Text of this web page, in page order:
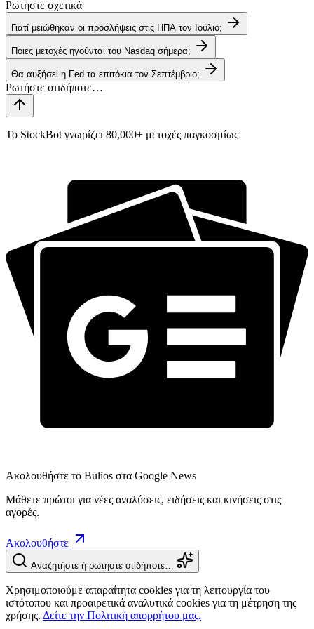
Ρωτήστε σχετικά
Γιατί μειώθηκαν οι προσλήψεις στις ΗΠΑ τον Ιούλιο;
Ποιες μετοχές ηγούνται του Nasdaq σήμερα;
Θα αυξήσει η Fed τα επιτόκια τον Σεπτέμβριο;
Το StockBot γνωρίζει 80,000+ μετοχές παγκοσμίως
Ακολουθήστε το Bulios στα Google News
Μάθετε πρώτοι για νέες αναλύσεις, ειδήσεις και κινήσεις στις
αγορές.
Ακολουθήστε
Αναζητήστε ή ρωτήστε οτιδήποτε…
Χρησιμοποιούμε απαραίτητα cookies για τη λειτουργία του
ιστότοπου και προαιρετικά αναλυτικά cookies για τη μέτρηση της
χρήσης. Δείτε την Πολιτική απορρήτου μας.